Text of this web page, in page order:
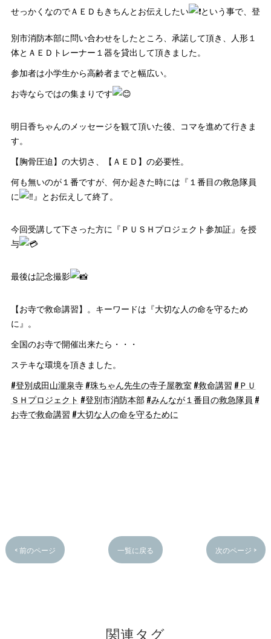
せっかくなのでＡＥＤもきちんとお伝えしたい
という事で、登
別市消防本部に問い合わせをしたところ、承諾して頂き、人形１
体とＡＥＤトレーナー１器を貸出して頂きました。
参加者は小学生から高齢者までと幅広い。
お寺ならではの集まりです
明日香ちゃんのメッセージを観て頂いた後、コマを進めて行きま
す。
【胸骨圧迫】の大切さ、【ＡＥＤ】の必要性。
何も無いのが１番ですが、何か起きた時には『１番目の救急隊員
に
』とお伝えして終了。
今回受講して下さった方に『ＰＵＳＨプロジェクト参加証』を授
与
最後は記念撮影
【お寺で救命講習】。キーワードは『大切な人の命を守るため
に』。
全国のお寺で開催出来たら・・・
ステキな環境を頂きました。
#登別成田山瀧泉寺 #珠ちゃん先生の寺子屋教室 #救命講習 #ＰＵ
ＳＨプロジェクト #登別市消防本部 #みんなが１番目の救急隊員 #
お寺で救命講習 #大切な人の命を守るために
< 前のページ 一覧に戻る 次のページ >
関連タグ